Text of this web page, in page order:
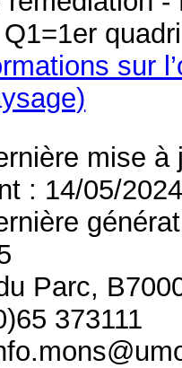
sur
mise
: 14/05/
Parc,
373111